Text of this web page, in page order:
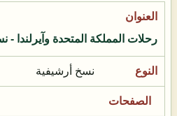
رحلات المملكة المتحدة وآيرلندا
نسخ أرشيفية